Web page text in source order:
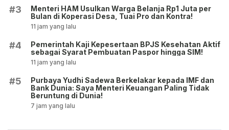
#3
Menteri HAM Usulkan Warga Belanja Rp1 Juta per
Bulan di Koperasi Desa, Tuai Pro dan Kontra!
11 jam yang lalu
#4
Pemerintah Kaji Kepesertaan BPJS Kesehatan Aktif
sebagai Syarat Pembuatan Paspor hingga SIM!
11 jam yang lalu
#5
Purbaya Yudhi Sadewa Berkelakar kepada IMF dan
Bank Dunia: Saya Menteri Keuangan Paling Tidak
Beruntung di Dunia!
7 jam yang lalu